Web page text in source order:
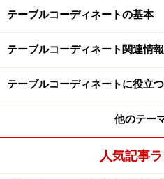
1/4
テーブルコーディネートの基本
テーブルコーディネート関連情報
テーブルコーディネートに役立
他のテー
人気記事